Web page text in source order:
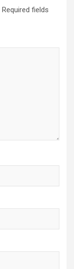
Required fields